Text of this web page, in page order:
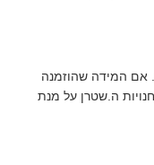
אם המידה שהוזמנה
ה.שטרן על מנת